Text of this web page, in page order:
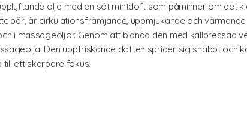
olja med en söt mintdoft som påminner om det
är cirkulationsfrämjande, uppmjukande och
i massageoljor. Genom att blanda den med kallpressad
Den uppfriskande doften sprider sig snabbt och
till ett skarpare fokus.